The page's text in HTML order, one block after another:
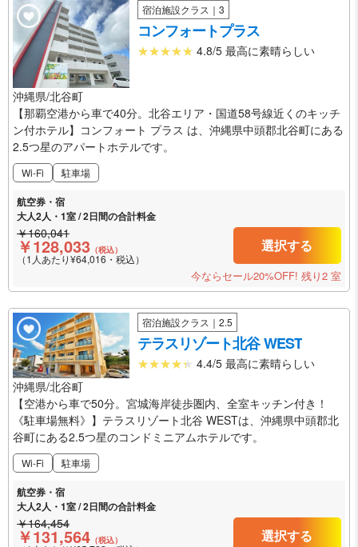
宿泊施設クラス｜3
コンフォートプラス
4.8/5 最高に素晴らしい
沖縄県/北谷町
【那覇空港から車で40分。北谷エリア・国道58号線近くのキッチ
ン付ホテル】コンフォート プラス は、沖縄県中頭郡北谷町にある
2.5つ星のアパートホテルです。
Wi-Fi 駐車場
航空券・宿
大人2人・1室 / 2日間の合計料金
￥160,041
￥128,033 （税込）
（1人あたり¥64,016・税込）
選択する
今ならセール20%OFF! 残り2 室
宿泊施設クラス｜2.5
テラスリゾート北谷 WEST
4.4/5 最高に素晴らしい
沖縄県/北谷町
【空港から車で50分。宮城海岸徒歩圏内、全室キッチン付き！
《駐車場無料》】テラスリゾート北谷 WESTは、沖縄県中頭郡北
谷町にある2.5つ星のコンドミニアムホテルです。
Wi-Fi 駐車場
航空券・宿
大人2人・1室 / 2日間の合計料金
￥164,454
￥131,564 （税込） 選択する